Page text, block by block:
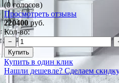
(0 голосов)
Просмотреть отзывы
220400руб.
Кол-во:
−
Купить
Купить в один клик
Нашли дешевле? Сделаем